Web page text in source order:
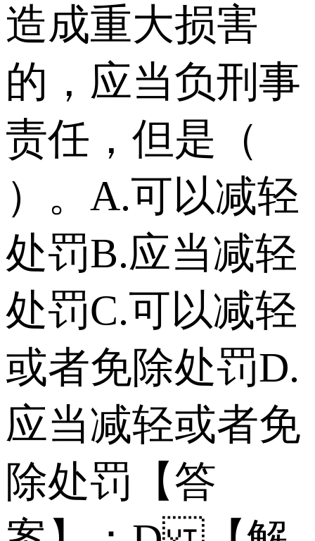
造成重大损害
的，应当负刑事
责任，但是（
）。 A.可以减轻
处罚 B.应当减轻
处罚 C.可以减轻
或者免除处罚 D.
应当减轻或者免
除处罚 【答